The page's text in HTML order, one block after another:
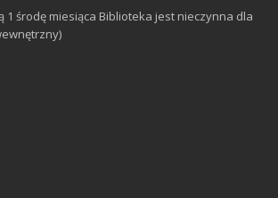
1 środę miesiąca Biblioteka jest nieczynna dla